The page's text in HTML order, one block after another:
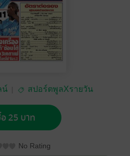
น์ สปอร์ตพูลXรายวัน
25 บาท
No Rating